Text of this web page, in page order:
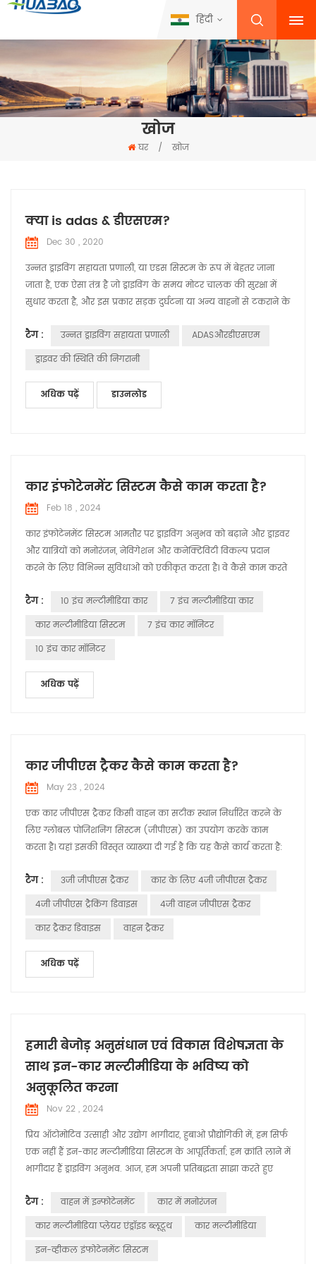
हिंदी
खोज
घर / खोज
क्या is adas & डीएसएम?
Dec 30 , 2020
उन्नत ड्राइविंग सहायता प्रणाली, या एडस सिस्टम के रूप में बेहतर जाना
जाता है, एक ऐसा तंत्र है जो ड्राइविंग के समय मोटर चालक की सुरक्षा में
सुधार करता है, और इस प्रकार सड़क दुर्घटना या अन्य वाहनों से टकराने के
थकान ड्राइविंग के लिए प्रणाली सुरक्षा चालक का ड्राइविंग स्थिति को कम
करने की पुष्टि की जा सकती है दुर्घटनाओं हमारे युक्ति एचबी-...
टैग : उन्नत ड्राइविंग सहायता प्रणाली
ADASऔरडीएसएम
ड्राइवर की स्थिति की निगरानी
अधिक पढ़ें डाउनलोड
कार इंफोटेनमेंट सिस्टम कैसे काम करता है?
Feb 18 , 2024
कार इंफोटेनमेंट सिस्टम आमतौर पर ड्राइविंग अनुभव को बढ़ाने और ड्राइवर
और यात्रियों को मनोरंजन, नेविगेशन और कनेक्टिविटी विकल्प प्रदान
करने के लिए विभिन्न सुविधाओं को एकीकृत करता है। वे कैसे काम करते
इन्फोटेनमेंट सिस्टम में एक उपयोगकर्ता इंटरफ़ेस होता है जो आमतौर पर
टचस्क्रीन पर या डैशबोर्ड पर भौतिक नियंत्रण के माध्यम से प्रदर्शित होता...
टैग : 10 इंच मल्टीमीडिया कार
7 इंच मल्टीमीडिया कार
कार मल्टीमीडिया सिस्टम
7 इंच कार मॉनिटर
10 इंच कार मॉनिटर
अधिक पढ़ें
कार जीपीएस ट्रैकर कैसे काम करता है?
May 23 , 2024
एक कार जीपीएस ट्रैकर किसी वाहन का सटीक स्थान निर्धारित करने के
लिए ग्लोबल पोजिशनिंग सिस्टम (जीपीएस) का उपयोग करके काम
करता है। यहां इसकी विस्तृत व्याख्या दी गई है कि यह कैसे कार्य करता है:
नेटवर्क पर निर्भर करती है। ये उपग्रह लगातार सिग्नल प्रसारित करते हैं
जिसमें उनका स्थान और सिग्नल भेजे जाने का सही समय शामिल होता है।
टैग : 3जी जीपीएस ट्रैकर
कार के लिए 4जी जीपीएस ट्रैकर
4जी जीपीएस ट्रैकिंग डिवाइस
4जी वाहन जीपीएस ट्रैकर
कार ट्रैकर डिवाइस
वाहन ट्रैकर
अधिक पढ़ें
हमारी बेजोड़ अनुसंधान एवं विकास विशेषज्ञता के
साथ इन-कार मल्टीमीडिया के भविष्य को
अनुकूलित करना
Nov 22 , 2024
प्रिय ऑटोमोटिव उत्साही और उद्योग भागीदार, हुबाओ प्रौद्योगिकी में, हम सिर्फ
एक नहीं हैं इन-कार मल्टीमीडिया सिस्टम के आपूर्तिकर्ता; हम क्रांति लाने में
भागीदार हैं ड्राइविंग अनुभव. आज, हम अपनी प्रतिबद्धता साझा करते हुए
वाहन चल रहा है एक मल्टीमीडिया सिस्टम से लैस है जो न केवल मिलता है
बल्कि उससे भी आगे निकल जाता है आधुनिक चालक की अपेक्षा...
टैग : वाहन में इन्फोटेनमेंट
कार में मनोरंजन
कार मल्टीमीडिया प्लेयर एंड्रॉइड ब्लूटूथ
कार मल्टीमीडिया
इन-व्हीकल इंफोटेनमेंट सिस्टम